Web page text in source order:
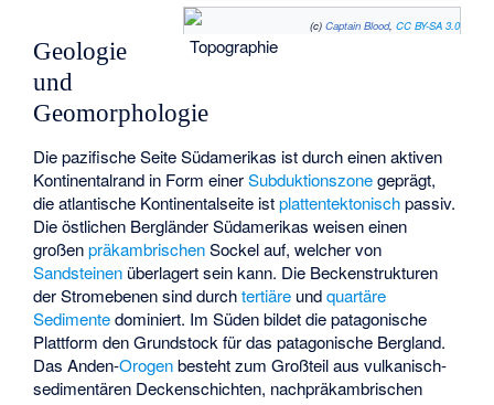
(c) Captain Blood, CC BY-SA 3.0
Topographie
Geologie
und
Geomorphologie
Die pazifische Seite Südamerikas ist durch einen aktiven
Kontinentalrand in Form einerSubduktionszonegeprägt,
die atlantische Kontinentalseite istplattentektonischpassiv.
Die östlichen Bergländer Südamerikas weisen einen
großenpräkambrischenSockel auf, welcher von
Sandsteinen überlagert sein kann. Die Beckenstrukturen
der Stromebenen sind durchtertiäre undquartäre
Sedimentedominiert. Im Süden bildet die patagonische
Plattform den Grundstock für das patagonische Bergland.
Das Anden-Orogenbesteht zum Großteil aus vulkanisch-
sedimentären Deckenschichten, nachpräkambrischen